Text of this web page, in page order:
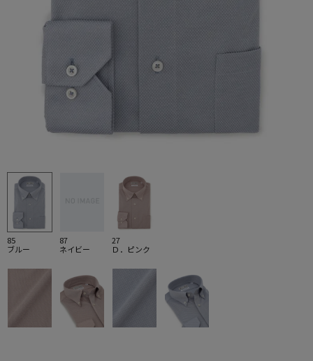
85
ブルー
87
ネイビー
27
Ｄ．ピンク